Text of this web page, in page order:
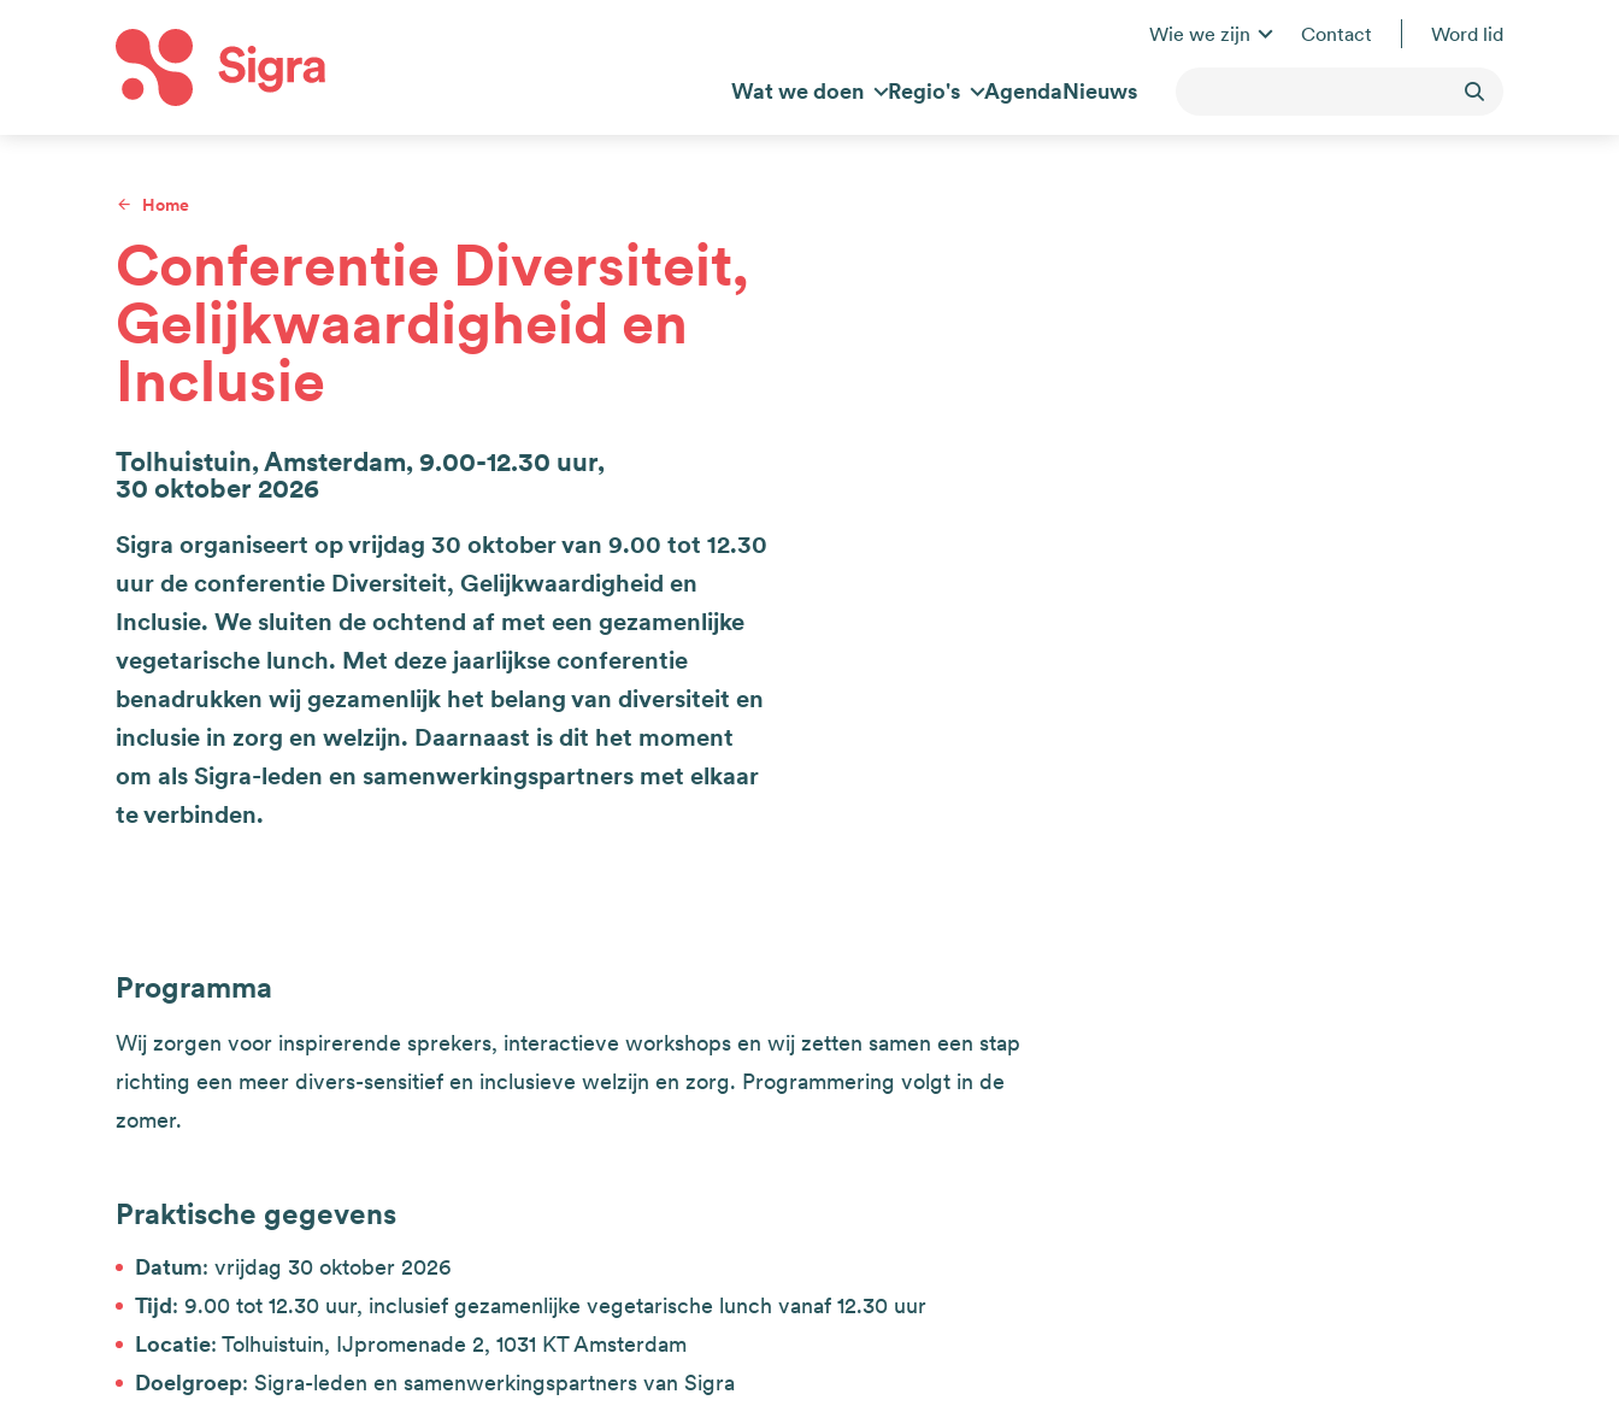
Top
Wie we zijn Contact Word lid
Wat we doen Regio's AgendaNieuws
Kruimelpad
Home
Conferentie Diversiteit,
Gelijkwaardigheid en
Inclusie
Tolhuistuin, Amsterdam, 9.00-12.30 uur,
30 oktober 2026
Sigra organiseert op vrijdag 30 oktober van 9.00 tot 12.30
uur de conferentie Diversiteit, Gelijkwaardigheid en
Inclusie. We sluiten de ochtend af met een gezamenlijke
vegetarische lunch. Met deze jaarlijkse conferentie
benadrukken wij gezamenlijk het belang van diversiteit en
inclusie in zorg en welzijn. Daarnaast is dit het moment
om als Sigra-leden en samenwerkingspartners met elkaar
te verbinden.
Programma
Wij zorgen voor inspirerende sprekers, interactieve workshops en wij zetten samen een stap
richting een meer divers-sensitief en inclusieve welzijn en zorg. Programmering volgt in de
zomer.
Praktische gegevens
Datum: vrijdag 30 oktober 2026
Tijd: 9.00 tot 12.30 uur, inclusief gezamenlijke vegetarische lunch vanaf 12.30 uur
Locatie: Tolhuistuin, IJpromenade 2, 1031 KT Amsterdam
Doelgroep: Sigra-leden en samenwerkingspartners van Sigra